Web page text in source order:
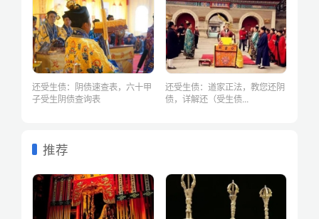
还受生债：阴债速查表，六十甲
子受生阴债查询表
还受生债：道家正法，教您还阴
债，详解还（受生债...
推荐